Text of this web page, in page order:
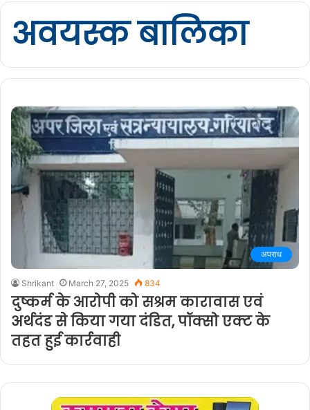
अवयस्क बालिका
अपराध
Shrikant March 27, 2025 834
दुष्कर्म के आरोपी को सश्रम कारावास एवं
अर्थदंड से किया गया दंडित, पॉक्सो एक्ट के
तहत हुई कार्रवाही